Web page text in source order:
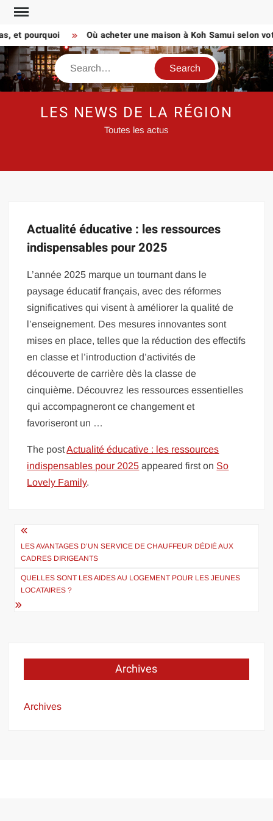
Skip
content
et pourquoi Où acheter une maison à Koh Samui selon
Search
LES NEWS DE LA RÉGION
Toutes les actus
Actualité éducative : les ressources
indispensables pour 2025
L’année 2025 marque un tournant dans le
paysage éducatif français, avec des réformes
significatives qui visent à améliorer la qualité de
l’enseignement. Des mesures innovantes sont
mises en place, telles que la réduction des effectifs
en classe et l’introduction d’activités de
découverte de carrière dès la classe de
cinquième. Découvrez les ressources essentielles
qui accompagneront ce changement et
favoriseront un …
The postActualité éducative : les ressources
indispensables pour 2025 appeared first on So
Lovely Family.
Navigation
de
l’article
LES AVANTAGES D’UN SERVICE DE CHAUFFEUR DÉDIÉ AUX
CADRES DIRIGEANTS
QUELLES SONT LES AIDES AU LOGEMENT POUR LES JEUNES
LOCATAIRES ?
Archives
Archives